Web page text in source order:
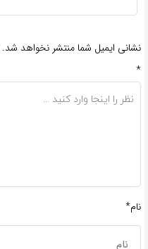
نشانی ایمیل شما منتشر نخواهد شد.
*
نام*